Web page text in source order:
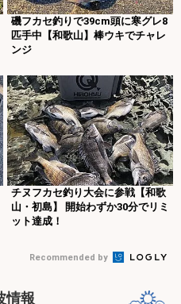
磯フカセ釣りで39cm頭に寒グレ8
匹手中【和歌山】棒ウキでチャレ
ンジ
チヌフカセ釣り大会に参戦【和歌
山・初島】 開始わずか30分でリミ
ット達成！
Recommended by
情報